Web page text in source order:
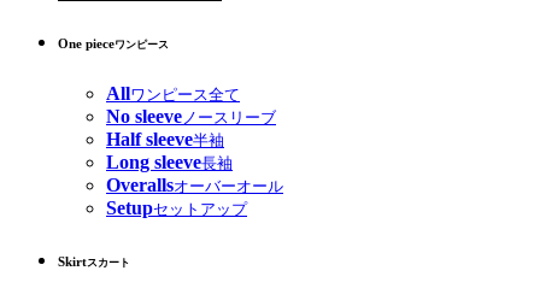
One pieceワンピース
Allワンピース全て
No sleeve ノースリーブ
Half sleeve半袖
Long sleeve長袖
Overallsオーバーオール
Setupセットアップ
Skirtスカート